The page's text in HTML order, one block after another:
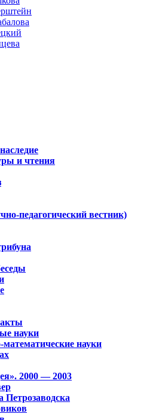
и чтения
педагогический вестник)
науки
математические науки
2000 — 2003
Петрозаводска